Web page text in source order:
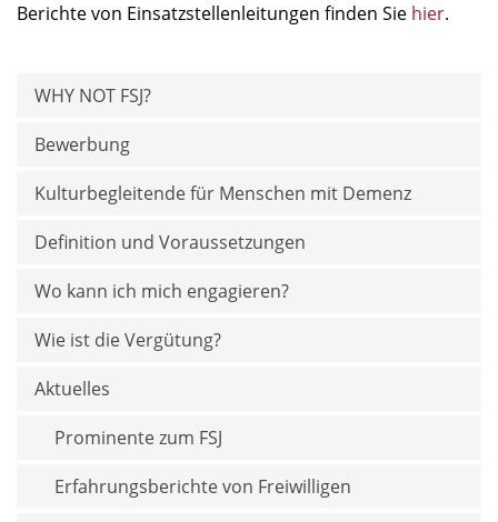
WHY NOT FSJ?
Bewerbung
Kulturbegleitende für Menschen mit Demenz
Definition und Voraussetzungen
Wo kann ich mich engagieren?
Wie ist die Vergütung?
Aktuelles
Prominente zum FSJ
Erfahrungsberichte von Freiwilligen
Berichte von Einsatzstellenleitungen finden Sie hier.